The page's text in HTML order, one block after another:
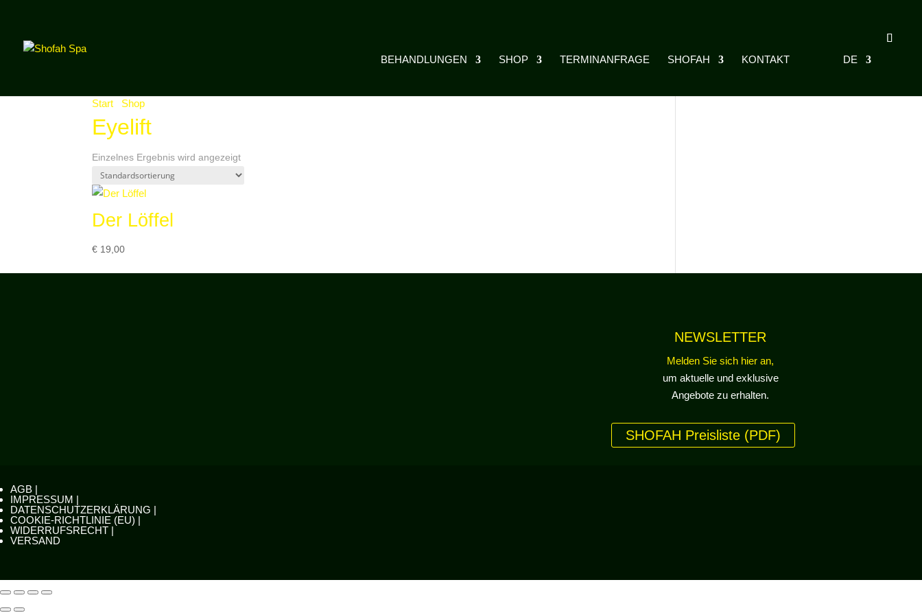
BEHANDLUNGEN SHOP TERMINANFRAGE SHOFAH KONTAKT DE
Start Shop
Eyelift
Einzelnes Ergebnis wird angezeigt
Der Löffel
€ 19,00
NEWSLETTER
Melden Sie sich hier an,
um aktuelle und exklusive
Angebote zu erhalten.
SHOFAH Preisliste (PDF)
AGB |
IMPRESSUM |
DATENSCHUTZERKLÄRUNG |
COOKIE-RICHTLINIE (EU) |
WIDERRUFSRECHT |
VERSAND